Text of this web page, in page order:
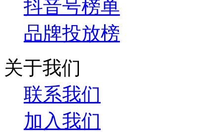
抖音号榜单
品牌投放榜
关于我们
联系我们
加入我们